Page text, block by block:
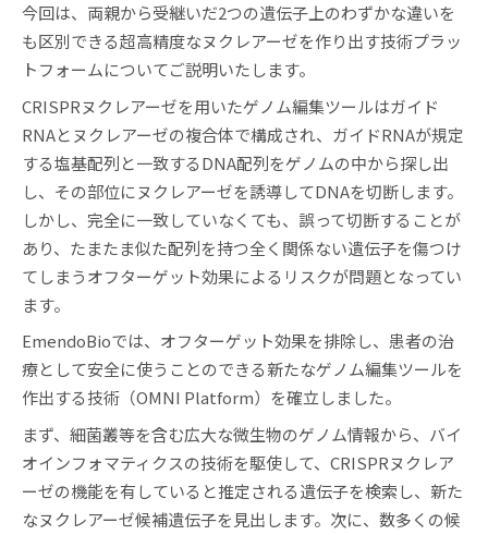
今回は、両親から受継いだ2つの遺伝子上のわずかな違いを
も区別できる超高精度なヌクレアーゼを作り出す技術プラッ
トフォームについてご説明いたします。
CRISPRヌクレアーゼを用いたゲノム編集ツールはガイド
RNAとヌクレアーゼの複合体で構成され、ガイドRNAが規定
する塩基配列と一致するDNA配列をゲノムの中から探し出
し、その部位にヌクレアーゼを誘導してDNAを切断します。
しかし、完全に一致していなくても、誤って切断することが
あり、たまたま似た配列を持つ全く関係ない遺伝子を傷つけ
てしまうオフターゲット効果によるリスクが問題となってい
ます。
EmendoBioでは、オフターゲット効果を排除し、患者の治
療として安全に使うことのできる新たなゲノム編集ツールを
作出する技術（OMNI Platform）を確立しました。
まず、細菌叢等を含む広大な微生物のゲノム情報から、バイ
オインフォマティクスの技術を駆使して、CRISPRヌクレア
ーゼの機能を有していると推定される遺伝子を検索し、新た
なヌクレアーゼ候補遺伝子を見出します。次に、数多くの候